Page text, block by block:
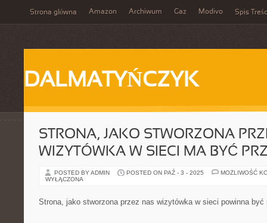
Strona główna Amazon Archiwum Gaz Modivo Spis
DALMATYŃCZYK
STRONA, JAKO STWORZONA
WIZYTÓWKA W SIECI MA BYĆ
POSTED BY ADMIN POSTED ON PAŹ - 3 - 2025
MOŻLIWOŚĆ
WYŁĄCZONA
Strona, jako stworzona przez nas wizytówka w sieci powinna być